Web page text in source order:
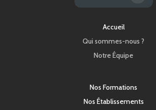
Accueil
Qui sommes-nous ?
Notre Équipe
Nos Formations
Nos Établissements